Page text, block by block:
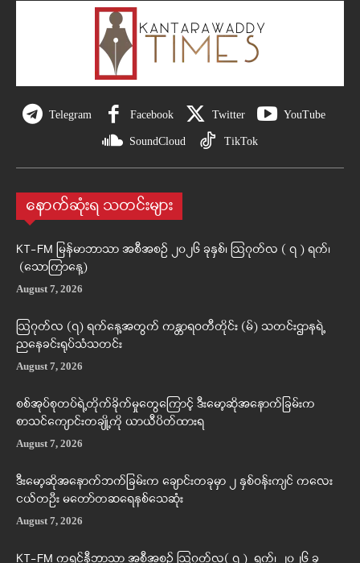
Telegram Facebook Twitter YouTube
SoundCloud TikTok
နောက်ဆုံးရ သတင်းများ
KT-FM မြန်မာဘာသာ အစီအစဉ် ၂၀၂၆ ခုနှစ်၊ ဩဂုတ်လ ( ၇ ) ရက်၊
(သောကြာနေ့)
August 7, 2026
ဩဂုတ်လ (၇) ရက်နေ့အတွက် ကန္တာရဝတီတိုင်း (မ်) သတင်းဌာနရဲ့
ညနေခင်းရုပ်သံသတင်း
August 7, 2026
စစ်အုပ်စုတပ်ရဲ့တိုက်ခိုက်မှုတွေကြောင့် ဒီးမော့ဆိုအနောက်ခြမ်းက
စာသင်ကျောင်းတချို့ကို ယာယီပိတ်ထားရ
August 7, 2026
ဒီးမော့ဆိုအနောက်ဘက်ခြမ်းက ချောင်းတခုမှာ ၂ နှစ်ဝန်းကျင် ကလေး
ငယ်တဦး မတော်တဆရေနစ်သေဆုံး
August 7, 2026
KT-FM ကရင်နီဘာသာ အစီအစဉ် ဩဂုတ်လ( ၇ ) ရက်၊ ၂၀၂၆ ခု